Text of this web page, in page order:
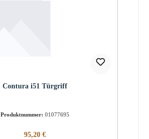
Contura i51 Türgriff
Produktnummer: 01077695
Regulärer Preis:
95,20 €